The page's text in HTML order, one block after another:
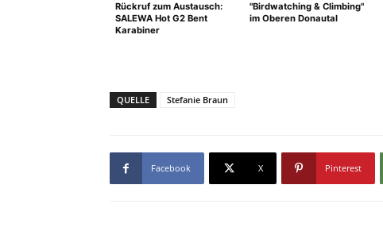
Rückruf zum Austausch:
SALEWA Hot G2 Bent
Karabiner
"Birdwatching & Climbing"
im Oberen Donautal
QUELLE Stefanie Braun
Facebook X Pinterest